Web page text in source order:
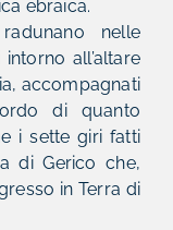
ebraica.
nelle
all’altare
accompagnati
di quanto
i sette giri fatti
di Gerico che,
in Terra di